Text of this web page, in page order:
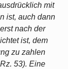
mit
ist, auch dann
nach der
ist, dem
zu zahlen
53). Eine